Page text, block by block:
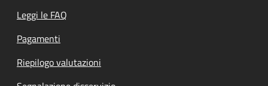
Leggi le FAQ
Pagamenti
Riepilogo valutazioni